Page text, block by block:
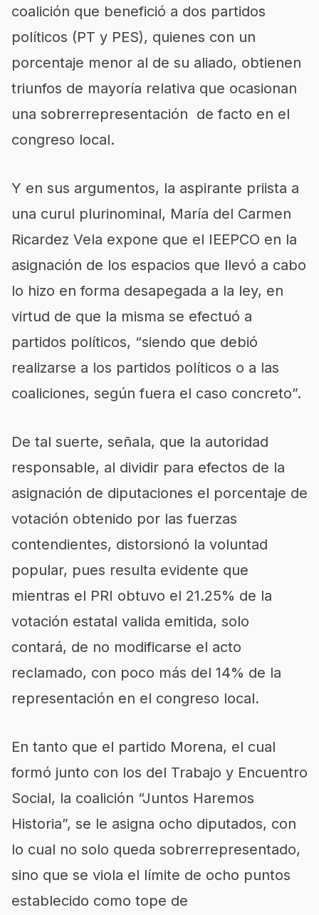
coalición que benefició a dos partidos
políticos (PT y PES), quienes con un
porcentaje menor al de su aliado, obtienen
triunfos de mayoría relativa que ocasionan
una sobrerrepresentación de facto en el
congreso local.
Y en sus argumentos, la aspirante priista a
una curul plurinominal, María del Carmen
Ricardez Vela expone que el IEEPCO en la
asignación de los espacios que llevó a cabo
lo hizo en forma desapegada a la ley, en
virtud de que la misma se efectuó a
partidos políticos, “siendo que debió
realizarse a los partidos políticos o a las
coaliciones, según fuera el caso concreto”.
De tal suerte, señala, que la autoridad
responsable, al dividir para efectos de la
asignación de diputaciones el porcentaje de
votación obtenido por las fuerzas
contendientes, distorsionó la voluntad
popular, pues resulta evidente que
mientras el PRI obtuvo el 21.25% de la
votación estatal valida emitida, solo
contará, de no modificarse el acto
reclamado, con poco más del 14% de la
representación en el congreso local.
En tanto que el partido Morena, el cual
formó junto con los del Trabajo y Encuentro
Social, la coalición “Juntos Haremos
Historia”, se le asigna ocho diputados, con
lo cual no solo queda sobrerrepresentado,
sino que se viola el límite de ocho puntos
establecido como tope de